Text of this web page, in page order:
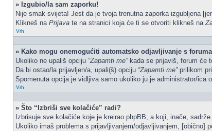
» Izgubio/la sam zaporku!
Nije smak svijeta! Jest da je tvoja trenutna zaporka izgubljena
Klikneš na Prijava te na stranici koja će ti se otvoriti klikneš na
Vrh
» Kako mogu onemogućiti automatsko odjavljivanje s
Ukoliko ne upališ opciju “Zapamti me”kada se prijaviš, forum će
Da bi ostao/la prijavljen/a, upali(š) opciju “Zapamti me”prilikom
Spomenuta opcija je vidljiva samo ukoliko ju je administrator/ica
Vrh
» Što “Izbriši sve kolačiće” radi?
Izbrisuje sve kolačiće koje je kreirao phpBB, a koji, inače,
Ukoliko imaš problema s prijavljivanjem/odjavljivanjem, [obično]